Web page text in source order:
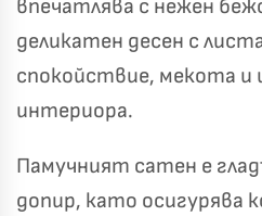
впечатлява с нежен
деликатен десен с
спокойствие, мекота и
интериора.
Памучният сатен е
допир, като осигурява ✦
✦